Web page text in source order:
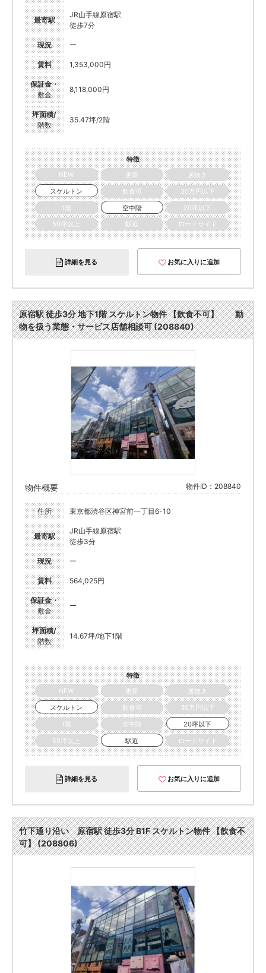
最寄駅
JR山手線原宿駅
徒歩7分
現況 ー
賃料 1,353,000円
保証金・
敷金
8,118,000円
坪面積/
階数
35.47坪/2階
特徴
NEW
更新
居抜き
スケルトン
飲食可
30万円以下
1階
空中階
20坪以下
50坪以上
駅近 ロードサイド
詳細を見る お気に入りに追加
原宿駅 徒歩3分 地下1階 スケルトン物件 【飲食不可】 動
物を扱う業態・サービス店舗相談可 (208840)
物件概要 物件ID：208840
住所 東京都渋谷区神宮前一丁目6-10
最寄駅
JR山手線原宿駅
徒歩3分
現況 ー
賃料 564,025円
保証金・
敷金
ー
坪面積/
階数
14.67坪/地下1階
特徴
NEW
更新
居抜き
スケルトン
飲食可
30万円以下
1階
空中階
20坪以下
50坪以上
駅近 ロードサイド
詳細を見る お気に入りに追加
竹下通り沿い 原宿駅 徒歩3分 B1F スケルトン物件 【飲食不
可】 (208806)